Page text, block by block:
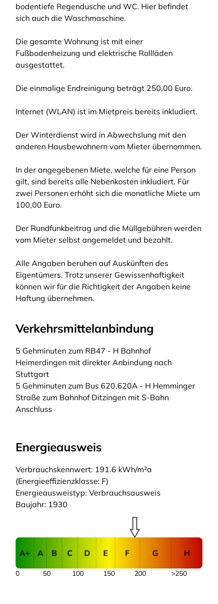
bodentiefe Regendusche und WC. Hier befindet
sich auch die Waschmaschine.
Die gesamte Wohnung ist mit einer
Fußbodenheizung und elektrische Rollläden
ausgestattet.
Die einmalige Endreinigung beträgt 250,00 Euro.
Internet (WLAN) ist im Mietpreis bereits inkludiert.
Der Winterdienst wird in Abwechslung mit den
anderen Hausbewohnern vom Mieter übernommen.
In der angegebenen Miete, welche für eine Person
gilt, sind bereits alle Nebenkosten inkludiert. Für
zwei Personen erhöht sich die monatliche Miete um
100,00 Euro.
Der Rundfunkbeitrag und die Müllgebühren werden
vom Mieter selbst angemeldet und bezahlt.
Alle Angaben beruhen auf Auskünften des
Eigentümers. Trotz unserer Gewissenhaftigkeit
können wir für die Richtigkeit der Angaben keine
Haftung übernehmen.
Verkehrsmittelanbindung
5 Gehminuten zum RB47 - H Bahnhof
Heimerdingen mit direkter Anbindung nach
Stuttgart
5 Gehminuten zum Bus 620,620A - H Hemminger
Straße zum Bahnhof Ditzingen mit S-Bahn
Anschluss
Energieausweis
Verbrauchskennwert: 191.6 kWh/m²a
(Energieeffizienzklasse: F)
Energieausweistyp: Verbrauchsausweis
Baujahr: 1930
A+ A B C D E F G H
50 100 150 200
0 >250